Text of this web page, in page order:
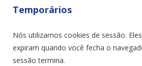
Temporários
Nós utilizamos cookies de sessão.
expiram quando você fecha o
sessão termina.